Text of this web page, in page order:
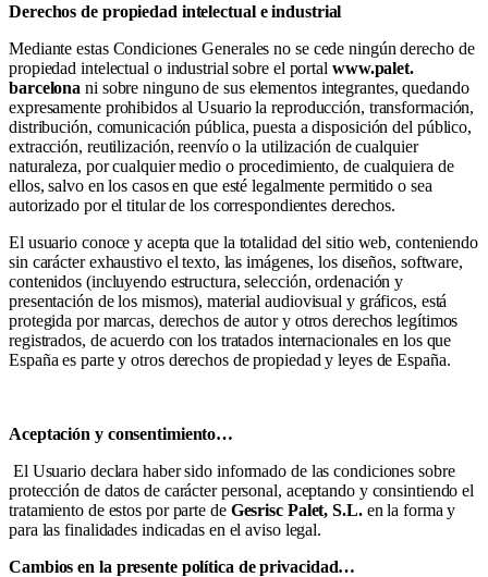
Derechos de propiedad intelectual e industrial
Mediante estas Condiciones Generales no se cede ningún derecho de
propiedad intelectual o industrial sobre el portal www.palet.
barcelonani sobre ninguno de sus elementos integrantes, quedando
expresamente prohibidos al Usuario la reproducción, transformación,
distribución, comunicación pública, puesta a disposición del público,
extracción, reutilización, reenvío o la utilización de cualquier
naturaleza, por cualquier medio o procedimiento, de cualquiera de
ellos, salvo en los casos en que esté legalmente permitido o sea
autorizado por el titular de los correspondientes derechos.
El usuario conoce y acepta que la totalidad del sitio web, conteniendo
sin carácter exhaustivo el texto, las imágenes, los diseños, software,
contenidos (incluyendo estructura, selección, ordenación y
presentación de los mismos), material audiovisual y gráficos, está
protegida por marcas, derechos de autor y otros derechos legítimos
registrados, de acuerdo con los tratados internacionales en los que
España es parte y otros derechos de propiedad y leyes de España.
Aceptación y consentimiento…
El Usuario declara haber sido informado de las condiciones sobre
protección de datos de carácter personal, aceptando y consintiendo el
tratamiento de estos por parte de Gesrisc Palet, S.L. en la forma y
para las finalidades indicadas en el aviso legal.
Cambios en la presente política de privacidad…